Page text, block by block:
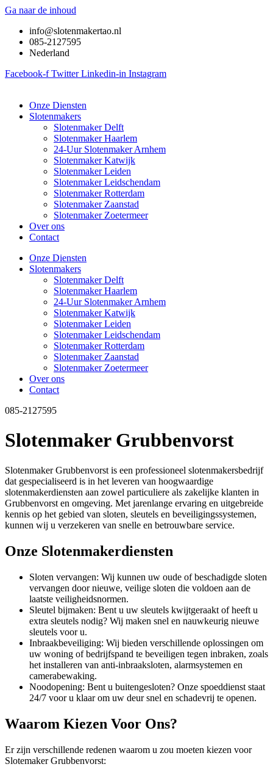
Ga naar de inhoud
info@slotenmakertao.nl
085-2127595
Nederland
Facebook-f Twitter Linkedin-in Instagram
Onze Diensten
Slotenmakers
Slotenmaker Delft
Slotenmaker Haarlem
24-Uur Slotenmaker Arnhem
Slotenmaker Katwijk
Slotenmaker Leiden
Slotenmaker Leidschendam
Slotenmaker Rotterdam
Slotenmaker Zaanstad
Slotenmaker Zoetermeer
Over ons
Contact
Onze Diensten
Slotenmakers
Slotenmaker Delft
Slotenmaker Haarlem
24-Uur Slotenmaker Arnhem
Slotenmaker Katwijk
Slotenmaker Leiden
Slotenmaker Leidschendam
Slotenmaker Rotterdam
Slotenmaker Zaanstad
Slotenmaker Zoetermeer
Over ons
Contact
085-2127595
Slotenmaker Grubbenvorst
Slotenmaker Grubbenvorst is een professioneel slotenmakersbedrijf
dat gespecialiseerd is in het leveren van hoogwaardige
slotenmakerdiensten aan zowel particuliere als zakelijke klanten in
Grubbenvorst en omgeving. Met jarenlange ervaring en uitgebreide
kennis op het gebied van sloten, sleutels en beveiligingssystemen,
kunnen wij u verzekeren van snelle en betrouwbare service.
Onze Slotenmakerdiensten
Sloten vervangen: Wij kunnen uw oude of beschadigde sloten
vervangen door nieuwe, veilige sloten die voldoen aan de
laatste veiligheidsnormen.
Sleutel bijmaken: Bent u uw sleutels kwijtgeraakt of heeft u
extra sleutels nodig? Wij maken snel en nauwkeurig nieuwe
sleutels voor u.
Inbraakbeveiliging: Wij bieden verschillende oplossingen om
uw woning of bedrijfspand te beveiligen tegen inbraken, zoals
het installeren van anti-inbraaksloten, alarmsystemen en
camerabewaking.
Noodopening: Bent u buitengesloten? Onze spoeddienst staat
24/7 voor u klaar om uw deur snel en schadevrij te openen.
Waarom Kiezen Voor Ons?
Er zijn verschillende redenen waarom u zou moeten kiezen voor
Slotemaker Grubbenvorst: